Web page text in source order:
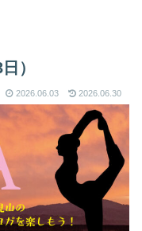
）
2026.06.03 2026.06.30